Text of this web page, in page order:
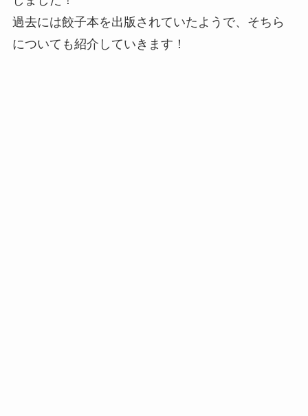
過去には餃子本を出版されていたようで、そちら
についても紹介していきます！